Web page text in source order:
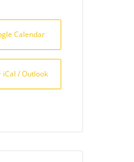
Calendar
iCal / Outlook